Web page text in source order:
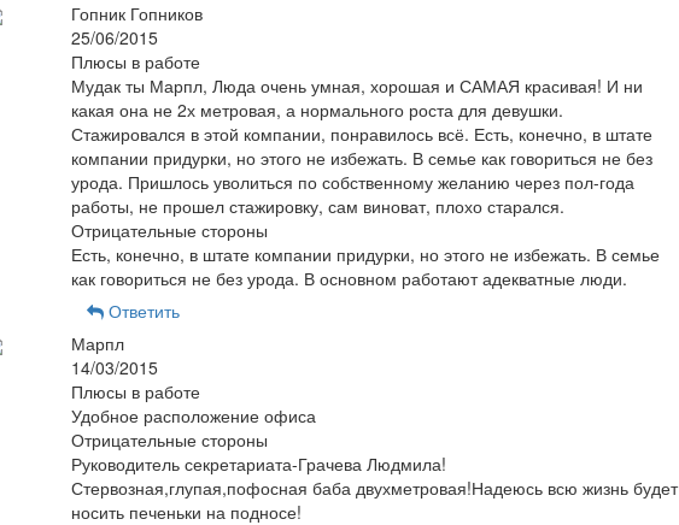
Гопник Гопников
25/06/2015
Плюсы в работе
Мудак ты Марпл, Люда очень умная, хорошая и САМАЯ красивая! И ни
какая она не 2х метровая, а нормального роста для девушки.
Стажировался в этой компании, понравилось всё. Есть, конечно, в штате
компании придурки, но этого не избежать. В семье как говориться не без
урода. Пришлось уволиться по собственному желанию через пол-года
работы, не прошел стажировку, сам виноват, плохо старался.
Отрицательные стороны
Есть, конечно, в штате компании придурки, но этого не избежать. В семье
как говориться не без урода. В основном работают адекватные люди.
Ответить
Марпл
14/03/2015
Плюсы в работе
Удобное расположение офиса
Отрицательные стороны
Руководитель секретариата-Грачева Людмила!
Стервозная,глупая,пофосная баба двухметровая!Надеюсь всю жизнь будет
носить печеньки на подносе!